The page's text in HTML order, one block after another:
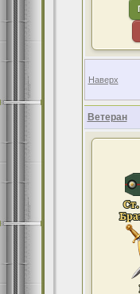
Наверх
Ветеран